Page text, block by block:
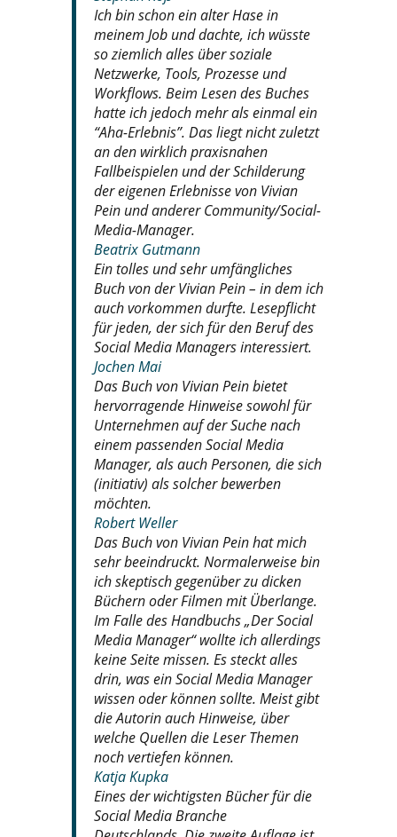
Ich bin schon ein alter Hase in
meinem Job und dachte, ich wüsste
so ziemlich alles über soziale
Netzwerke, Tools, Prozesse und
Workflows. Beim Lesen des Buches
hatte ich jedoch mehr als einmal ein
“Aha-Erlebnis”. Das liegt nicht zuletzt
an den wirklich praxisnahen
Fallbeispielen und der Schilderung
der eigenen Erlebnisse von Vivian
Pein und anderer Community/Social-
Media-Manager.
Beatrix Gutmann
Ein tolles und sehr umfängliches
Buch von der Vivian Pein – in dem ich
auch vorkommen durfte. Lesepflicht
für jeden, der sich für den Beruf des
Social Media Managers interessiert.
Jochen Mai
Das Buch von Vivian Pein bietet
hervorragende Hinweise sowohl für
Unternehmen auf der Suche nach
einem passenden Social Media
Manager, als auch Personen, die sich
(initiativ) als solcher bewerben
möchten.
Robert Weller
Das Buch von Vivian Pein hat mich
sehr beeindruckt. Normalerweise bin
ich skeptisch gegenüber zu dicken
Büchern oder Filmen mit Überlange.
Im Falle des Handbuchs „Der Social
Media Manager“ wollte ich allerdings
keine Seite missen. Es steckt alles
drin, was ein Social Media Manager
wissen oder können sollte. Meist gibt
die Autorin auch Hinweise, über
welche Quellen die Leser Themen
noch vertiefen können.
Katja Kupka
Eines der wichtigsten Bücher für die
Social Media Branche